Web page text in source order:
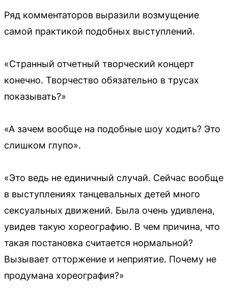
Ряд комментаторов выразили возмущение
самой практикой подобных выступлений.
«Странный отчетный творческий концерт
конечно. Творчество обязательно в трусах
показывать?»
«А зачем вообще на подобные шоу ходить? Это
слишком глупо».
«Это ведь не единичный случай. Сейчас вообще
в выступлениях танцевальных детей много
сексуальных движений. Была очень удивлена,
увидев такую хореографию. В чем причина, что
такая постановка считается нормальной?
Вызывает отторжение и неприятие. Почему не
продумана хореография?»